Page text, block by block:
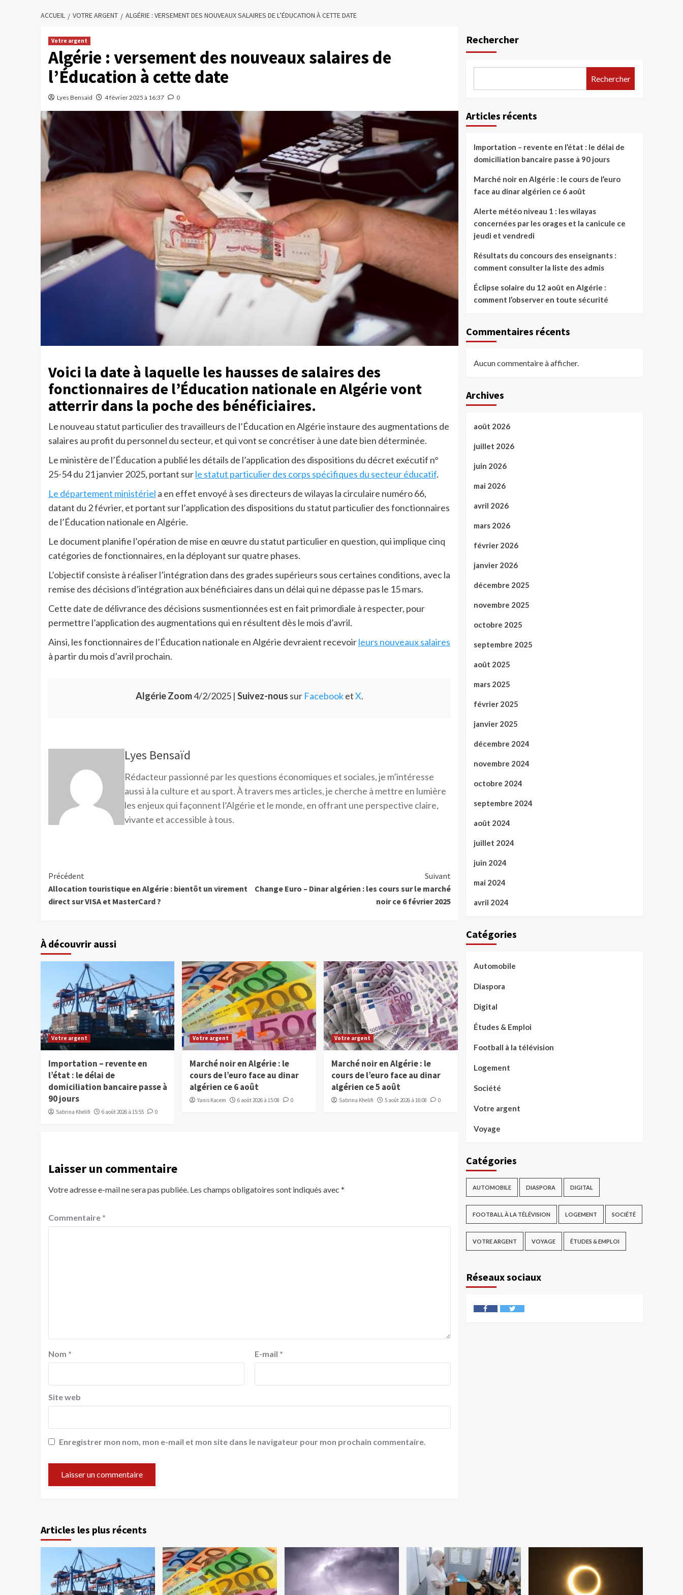
ACCUEIL VOTRE ARGENT ALGÉRIE : VERSEMENT DES NOUVEAUX SALAIRES DE L’ÉDUCATION À CETTE DATE
Votre argent
Algérie : versement des nouveaux salaires de
l’Éducation à cette date
Lyes Bensaïd 4 février 2025 à 16:37 0
Voici la date à laquelle les hausses de salaires des
fonctionnaires de l’Éducation nationale en Algérie vont
atterrir dans la poche des bénéficiaires.
Le nouveau statut particulier des travailleurs de l’Éducation en Algérie instaure des augmentations de
salaires au profit du personnel du secteur, et qui vont se concrétiser à une date bien déterminée.
Le ministère de l’Éducation a publié les détails de l’application des dispositions du décret exécutif n°
25-54 du 21 janvier 2025, portant surle statut particulier des corps spécifiques du secteur éducatif.
Le département ministériel a en effet envoyé à ses directeurs de wilayas la circulaire numéro 66,
datant du 2 février, et portant sur l’application des dispositions du statut particulier des fonctionnaires
de l’Éducation nationale en Algérie.
Le document planifie l’opération de mise en œuvre du statut particulier en question, qui implique cinq
catégories de fonctionnaires, en la déployant sur quatre phases.
L’objectif consiste à réaliser l’intégration dans des grades supérieurs sous certaines conditions, avec la
remise des décisions d’intégration aux bénéficiaires dans un délai qui ne dépasse pas le 15 mars.
Cette date de délivrance des décisions susmentionnées est en fait primordiale à respecter, pour
permettre l’application des augmentations qui en résultent dès le mois d’avril.
Ainsi, les fonctionnaires de l’Éducation nationale en Algérie devraient recevoirleurs nouveaux salaires
à partir du mois d’avril prochain.
Algérie Zoom4/2/2025 | Suivez-nous sur FacebooketX.
Lyes Bensaïd
Rédacteur passionné par les questions économiques et sociales, je m’intéresse
aussi à la culture et au sport. À travers mes articles, je cherche à mettre en lumière
les enjeux qui façonnent l’Algérie et le monde, en offrant une perspective claire,
vivante et accessible à tous.
Précédent
Allocation touristique en Algérie : bientôt un virement
direct sur VISA et MasterCard ?
Suivant
Change Euro – Dinar algérien : les cours sur le marché
noir ce 6 février 2025
À découvrir aussi
Votre argent
Importation – revente en
l’état : le délai de
domiciliation bancaire passe à
90 jours
Sabrina Khelifi 6 août 2026 à 15:55 0
Votre argent
Marché noir en Algérie : le
cours de l’euro face au dinar
algérien ce 6 août
Yanis Kacem 6 août 2026 à 15:08 0
Votre argent
Marché noir en Algérie : le
cours de l’euro face au dinar
algérien ce 5 août
Sabrina Khelifi 5 août 2026 à 16:08 0
Laisser un commentaire
Votre adresse e-mail ne sera pas publiée. Les champs obligatoires sont indiqués avec *
Commentaire *
Nom * E-mail *
Site web
Enregistrer mon nom, mon e-mail et mon site dans le navigateur pour mon prochain commentaire.
Rechercher
Rechercher
Articles récents
Importation – revente en l’état : le délai de
domiciliation bancaire passe à 90 jours
Marché noir en Algérie : le cours de l’euro
face au dinar algérien ce 6 août
Alerte météo niveau 1 : les wilayas
concernées par les orages et la canicule ce
jeudi et vendredi
Résultats du concours des enseignants :
comment consulter la liste des admis
Éclipse solaire du 12 août en Algérie :
comment l’observer en toute sécurité
Commentaires récents
Aucun commentaire à afficher.
Archives
août 2026
juillet 2026
juin 2026
mai 2026
avril 2026
mars 2026
février 2026
janvier 2026
décembre 2025
novembre 2025
octobre 2025
septembre 2025
août 2025
mars 2025
février 2025
janvier 2025
décembre 2024
novembre 2024
octobre 2024
septembre 2024
août 2024
juillet 2024
juin 2024
mai 2024
avril 2024
Catégories
Automobile
Diaspora
Digital
Études & Emploi
Football à la télévision
Logement
Société
Votre argent
Voyage
Catégories
AUTOMOBILE DIASPORA DIGITAL
FOOTBALL À LA TÉLÉVISION LOGEMENT SOCIÉTÉ
VOTRE ARGENT VOYAGE ÉTUDES & EMPLOI
Réseaux sociaux
Articles les plus récents